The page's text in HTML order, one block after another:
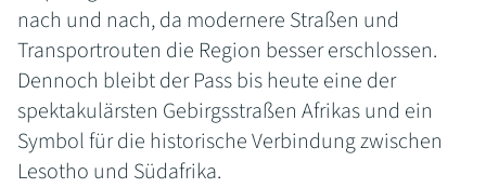
nach und nach, da modernere Straßen und
Transportrouten die Region besser erschlossen.
Dennoch bleibt der Pass bis heute eine der
spektakulärsten Gebirgsstraßen Afrikas und ein
Symbol für die historische Verbindung zwischen
Lesotho und Südafrika.